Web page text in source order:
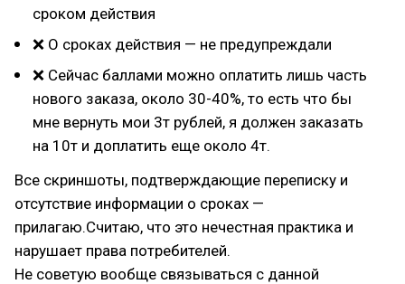
сроком действия
❌ О сроках действия — не предупреждали
❌ Сейчас баллами можно оплатить лишь часть
нового заказа, около 30-40%, то есть что бы
мне вернуть мои 3т рублей, я должен заказать
на 10т и доплатить еще около 4т.
Все скриншоты, подтверждающие переписку и
отсутствие информации о сроках —
прилагаю.Считаю, что это нечестная практика и
нарушает права потребителей.
Не советую вообще связываться с данной